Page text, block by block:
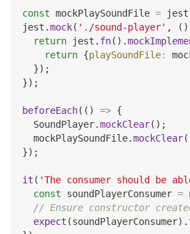
const mockPlaySoundFile = jest
jest .mock( './sound-player' , ( )
return jest . fn( ) .
return {playSoundFile:
}) ;
}) ;
beforeEach( ( ) => {
SoundPlayer.mockClear( ) ;
  mockPlaySoundFile
.mockClear(
}) ;
it ( 'The consumer should be
const soundPlayerConsumer =
// Ensure constructor
expect (soundPlayerConsumer) .